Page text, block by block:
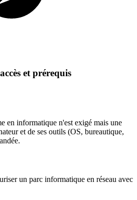
et prérequis
en informatique n'est exigé mais une
et de ses outils (OS, bureautique,
un parc informatique en réseau avec